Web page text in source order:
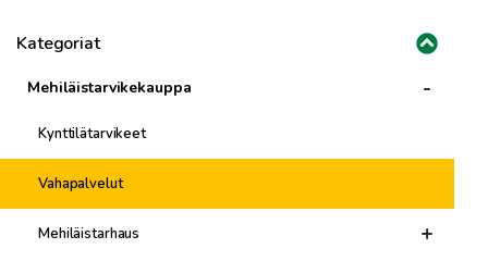
Kategoriat
Mehiläistarvikekauppa -
Kynttilätarvikeet
Vahapalvelut
Mehiläistarhaus +